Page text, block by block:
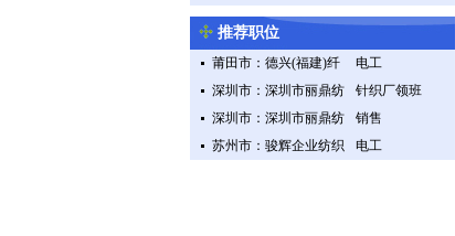
推荐职位
莆田市：德兴(福建)纤
织有限公司
电工
深圳市：深圳市丽鼎纺
织品有限公司
针织厂领班
深圳市：深圳市丽鼎纺
织品有限公司
销售
苏州市：骏辉企业纺织
电工